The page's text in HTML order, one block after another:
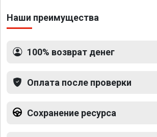
Наши преимущества
100% возврат денег
Оплата после проверки
Сохранение ресурса